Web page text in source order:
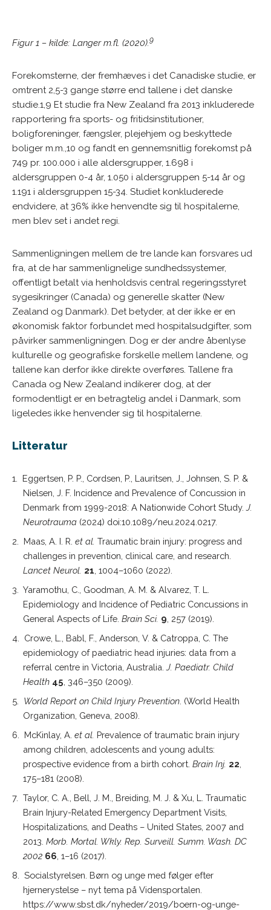
Figur 1 – kilde: Langer m.fl. (2020).9
Forekomsterne, der fremhæves i det Canadiske studie, er
omtrent 2,5-3 gange større end tallene i det danske
studie.1,9 Et studie fra New Zealand fra 2013 inkluderede
rapportering fra sports- og fritidsinstitutioner,
boligforeninger, fængsler, plejehjem og beskyttede
boliger m.m.,10 og fandt en gennemsnitlig forekomst på
749 pr. 100.000 i alle aldersgrupper, 1.698 i
aldersgruppen 0-4 år, 1.050 i aldersgruppen 5-14 år og
1.191 i aldersgruppen 15-34. Studiet konkluderede
endvidere, at 36% ikke henvendte sig til hospitalerne,
men blev set i andet regi.
Sammenligningen mellem de tre lande kan forsvares ud
fra, at de har sammenlignelige sundhedssystemer,
offentligt betalt via henholdsvis central regeringsstyret
sygesikringer (Canada) og generelle skatter (New
Zealand og Danmark). Det betyder, at der ikke er en
økonomisk faktor forbundet med hospitalsudgifter, som
påvirker sammenligningen. Dog er der andre åbenlyse
kulturelle og geografiske forskelle mellem landene, og
tallene kan derfor ikke direkte overføres. Tallene fra
Canada og New Zealand indikerer dog, at der
formodentligt er en betragtelig andel i Danmark, som
ligeledes ikke henvender sig til hospitalerne.
Litteratur
1. Eggertsen, P. P., Cordsen, P., Lauritsen, J., Johnsen, S. P. &
Nielsen, J. F. Incidence and Prevalence of Concussion in
Denmark from 1999-2018: A Nationwide Cohort Study. J.
Neurotrauma(2024) doi:10.1089/neu.2024.0217.
2. Maas, A. I. R. et al. Traumatic brain injury: progress and
challenges in prevention, clinical care, and research.
Lancet Neurol. 21 , 1004–1060 (2022).
3. Yaramothu, C., Goodman, A. M. & Alvarez, T. L.
Epidemiology and Incidence of Pediatric Concussions in
General Aspects of Life. Brain Sci. 9 , 257 (2019).
4. Crowe, L., Babl, F., Anderson, V. & Catroppa, C. The
epidemiology of paediatric head injuries: data from a
referral centre in Victoria, Australia. J. Paediatr. Child
Health 45 , 346–350 (2009).
5. World Report on Child Injury Prevention . (World Health
Organization, Geneva, 2008).
6. McKinlay, A. et al. Prevalence of traumatic brain injury
among children, adolescents and young adults:
prospective evidence from a birth cohort. Brain Inj. 22
175–181 (2008).
7. Taylor, C. A., Bell, J. M., Breiding, M. J. & Xu, L. Traumatic
Brain Injury-Related Emergency Department Visits,
Hospitalizations, and Deaths – United States, 2007 and
2013. Morb. Mortal. Wkly. Rep. Surveill. Summ. Wash. DC
2002 66 , 1–16 (2017).
8. Socialstyrelsen. Børn og unge med følger efter
hjernerystelse – nyt tema på Vidensportalen.
https://www.sbst.dk/nyheder/2019/boern-og-unge-